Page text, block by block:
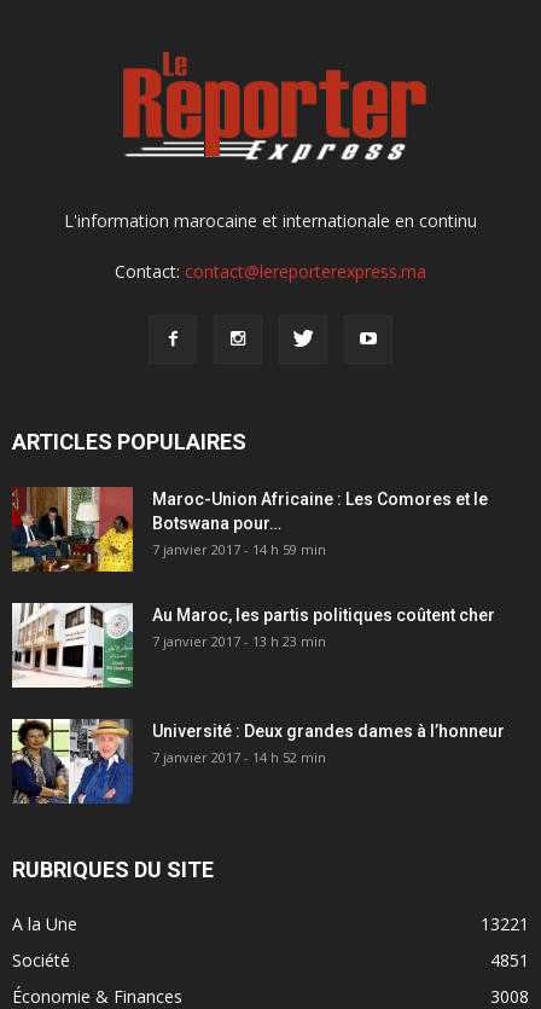
L'information marocaine et internationale en continu
Contact: contact@lereporterexpress.ma
ARTICLES POPULAIRES
Maroc-Union Africaine : Les Comores et le
Botswana pour…
7 janvier 2017 - 14 h 59 min
Au Maroc, les partis politiques coûtent cher
7 janvier 2017 - 13 h 23 min
Université : Deux grandes dames à l’honneur
7 janvier 2017 - 14 h 52 min
RUBRIQUES DU SITE
A la Une
13221
Société
4851
Économie & Finances
3008